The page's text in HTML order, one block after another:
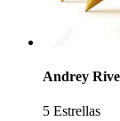
Andrey
5 Estrellas